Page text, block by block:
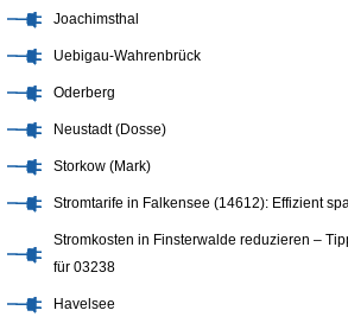
Joachimsthal
Uebigau-Wahrenbrück
Oderberg
Neustadt (Dosse)
Storkow (Mark)
Stromtarife in Falkensee (14612): Effizient
Stromkosten in Finsterwalde reduzieren –
für 03238
Havelsee